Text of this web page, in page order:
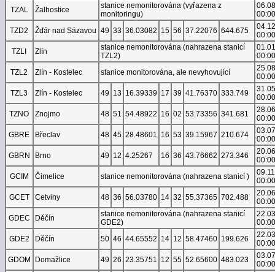
TZAL
Žalhostice
stanice nemonitorována (vyřazena z
monitoringu)
00:00
TZD2
Žďár nad Sázavou 49 33 36.03082 15 56 37.22076 644.675
00:00
TZLI
Zlín
stanice nemonitorována (nahrazena stanicí
TZL2)
00:00
TZL2
Zlín - Kostelec stanice monitorována, ale nevyhovující
00:00
TZL3
Zlín - Kostelec 49 13 16.39339 17 39 41.76370 333.749
00:00
TZNO
Znojmo 48 51 54.48922 16 02 53.73356 341.681
00:00
GBRE
Břeclav 48 45 28.48601 16 53 39.15967 210.674
00:00
GBRN
Brno 49 12 4.25267 16 36 43.76662 273.346
00:00
GCIM
Čimelice stanice nemonitorována (nahrazena stanicí )
00:00
GCET
Cetviny 48 36 56.03780 14 32 55.37365 702.488
00:00
GDEC
Děčín
stanice nemonitorována (nahrazena stanicí
GDE2)
00:00
GDE2
Děčín 50 46 44.65552 14 12 58.47460 199.626
00:00
GDOM
Domažlice 49 26 23.35751 12 55 52.65600 483.023
00:00